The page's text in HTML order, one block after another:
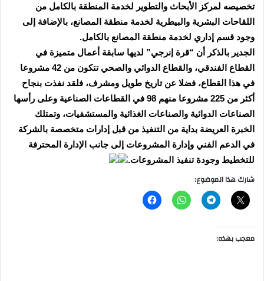
تخصيصه لمركز الأبحاث والتطوير لخدمة المنطقة بالكامل من
اللقاحات البشرية والبيطرية لخدمة منطقة المصانع، بالإضافة إلى
وجود قسم إداري لخدمة منطقة المصانع بالكامل.
الجدير بالذكر أن “قرة إنرجي” لديها سابقة أعمال متميزة في
القطاع الفندقي، والقطاع الدوائي والصحي تتكون من 42 مشروعا
في هذا القطاع، فضلا عن تاريخ طويل ومشرف، فلقد نفذت بنجاح
أكثر من 225 مشروعا منهم 98 في القطاعات الصناعية وعلى رأسها
الصناعات الدوائية والصناعات الغذائية والمستشفيات، وتمتلك
الخبرة العريضة بداية من التنفيذ من قبل إدارات متخصصة بالشركة
في الدعم الفني وإدارة المشروعات إلى جانب الإدارة المحترفة
للتخطيط وجودة تنفيذ المشروعات.
شارك هذا الموضوع:
معجب بهذه: